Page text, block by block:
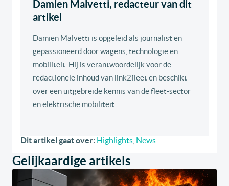
Damien Malvetti, redacteur van dit
artikel
Damien Malvetti is opgeleid als journalist en
gepassioneerd door wagens, technologie en
mobiliteit. Hij is verantwoordelijk voor de
redactionele inhoud van link2fleet en beschikt
over een uitgebreide kennis van de fleet-sector
en elektrische mobiliteit.
Dit artikel gaat over: Highlights News
Gelijkaardige artikels